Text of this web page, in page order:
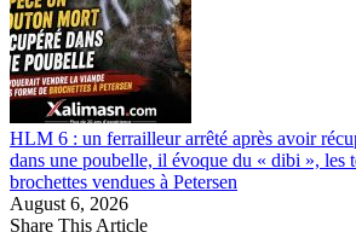
HLM 6 : un ferrailleur arrêté après avoir
dans une poubelle, il évoque du « dibi », les
brochettes vendues à Petersen
August 6, 2026
Share This Article